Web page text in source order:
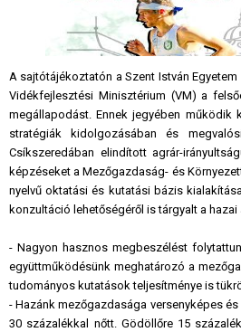
A sajtótájékoztatón a Szent István
Vidékfejlesztési Minisztérium (VM) a
megállapodást. Ennek jegyében
stratégiák kidolgozásában és
Csíkszeredában elindított agrár-
képzéseket a Mezőgazdaság- és
nyelvű oktatási és kutatási bázis
konzultáció lehetőségéről is tárgyalt a
- Nagyon hasznos megbeszélést
együttműködésünk meghatározó a
tudományos kutatások teljesítménye is
- Hazánk mezőgazdasága versenyképes
30 százalékkal nőtt. Gödöllőre 15